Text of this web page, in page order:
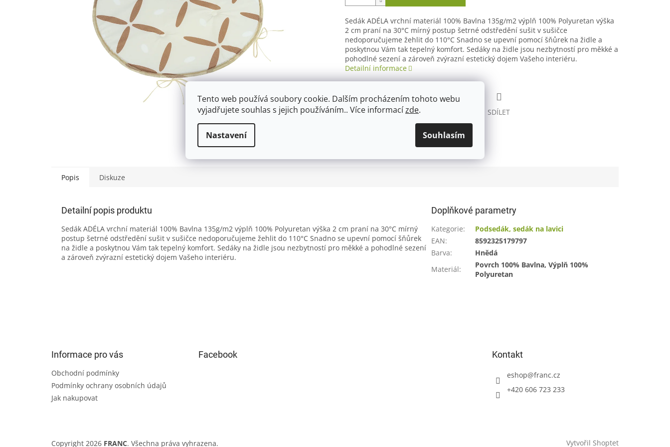
Tento web používá soubory cookie. Dalším procházením tohoto webu
vyjadřujete souhlas s jejich používáním.. Více informacízde.
Nastavení Souhlasím
Sedák ADÉLA vrchní materiál 100% Bavlna 135g/m2 výplň 100% Polyuretan výška
2 cm praní na 30°C mírný postup šetrné odstředění sušit v sušičce
nedoporučujeme žehlit do 110°C Snadno se upevní pomocí šňůrek na židle a
poskytnou Vám tak tepelný komfort. Sedáky na židle jsou nezbytností pro měkké a
pohodlné sezení a zároveň zvýrazní estetický dojem Vašeho interiéru.
Detailní informace
TISK ZEPTAT SE SDÍLET
Popis Diskuze
Detailní popis produktu
Sedák ADÉLA vrchní materiál 100% Bavlna 135g/m2 výplň 100% Polyuretan výška 2 cm praní na 30°C mírný
postup šetrné odstředění sušit v sušičce nedoporučujeme žehlit do 110°C Snadno se upevní pomocí šňůrek
na židle a poskytnou Vám tak tepelný komfort. Sedáky na židle jsou nezbytností pro měkké a pohodlné sezení
a zároveň zvýrazní estetický dojem Vašeho interiéru.
Doplňkové parametry
Kategorie:
Podsedák, sedák na lavici
EAN:
8592325179797
Barva:
Hnědá
Materiál:
Povrch 100% Bavlna, Výplň 100%
Polyuretan
Informace pro vás
Obchodní podmínky
Podmínky ochrany osobních údajů
Jak nakupovat
Facebook Kontakt
eshop@franc.cz
+420 606 723 233
Vytvořil Shoptet
Copyright 2026 FRANC. Všechna práva vyhrazena.